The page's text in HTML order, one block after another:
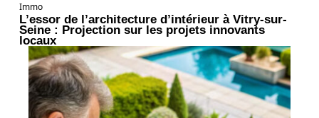
Immo
L’essor de l’architecture d’intérieur à Vitry-sur-
Seine : Projection sur les projets innovants
locaux